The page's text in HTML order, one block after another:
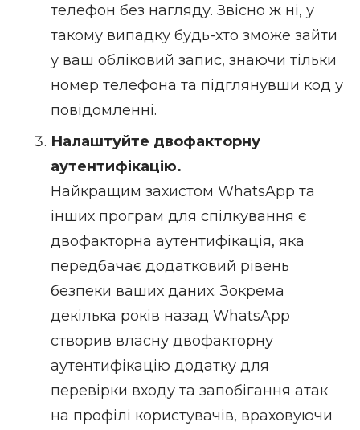
телефон без нагляду. Звісно ж ні, у
такому випадку будь-хто зможе зайти
у ваш обліковий запис, знаючи тільки
номер телефона та підглянувши код у
повідомленні.
Налаштуйте двофакторну
аутентифікацію.
Найкращим захистом WhatsApp та
інших програм для спілкування є
двофакторна аутентифікація, яка
передбачає додатковий рівень
безпеки ваших даних. Зокрема
декілька років назад WhatsApp
створив власну двофакторну
аутентифікацію додатку для
перевірки входу та запобігання атак
на профілі користувачів, враховуючи